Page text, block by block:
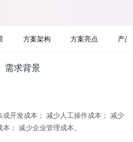
方案架构 方案亮点 产
需求背景
成开发成本； 减少人工操作成本； 减少
； 减少企业管理成本。